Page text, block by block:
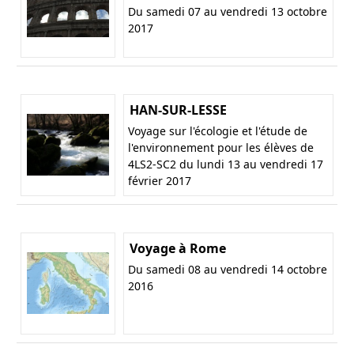
Du samedi 07 au vendredi 13 octobre
2017
HAN-SUR-LESSE
Voyage sur l'écologie et l'étude de
l'environnement pour les élèves de
4LS2-SC2 du lundi 13 au vendredi 17
février 2017
Voyage à Rome
Du samedi 08 au vendredi 14 octobre
2016